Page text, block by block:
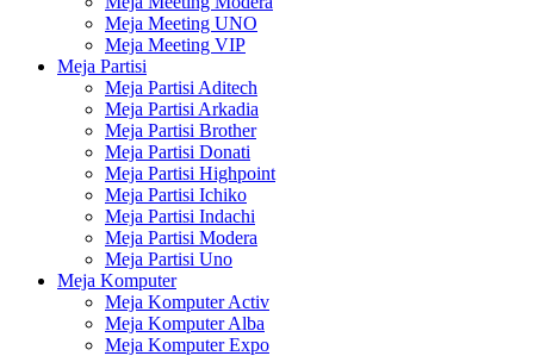
Meja Meeting UNO
Meja Meeting VIP
Meja Partisi
Meja Partisi Aditech
Meja Partisi Arkadia
Meja Partisi Brother
Meja Partisi Donati
Meja Partisi Highpoint
Meja Partisi Ichiko
Meja Partisi Indachi
Meja Partisi Modera
Meja Partisi Uno
Meja Komputer
Meja Komputer Activ
Meja Komputer Alba
Meja Komputer Expo